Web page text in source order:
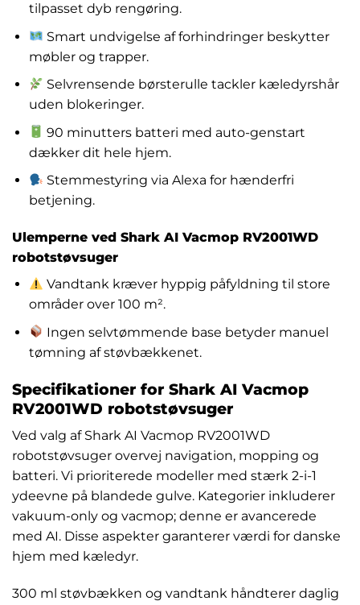
tilpasset dyb rengøring.
Smart undvigelse af forhindringer beskytter
møbler og trapper.
Selvrensende børsterulle tackler kæledyrshår
uden blokeringer.
90 minutters batteri med auto-genstart
dækker dit hele hjem.
Stemmestyring via Alexa for hænderfri
betjening.
Ulemperne ved Shark AI Vacmop RV2001WD
robotstøvsuger
Vandtank kræver hyppig påfyldning til store
områder over 100 m².
Ingen selvtømmende base betyder manuel
tømning af støvbækkenet.
Specifikationer for Shark AI Vacmop
RV2001WD robotstøvsuger
Ved valg af Shark AI Vacmop RV2001WD
robotstøvsuger overvej navigation, mopping og
batteri. Vi prioriterede modeller med stærk 2-i-1
ydeevne på blandede gulve. Kategorier inkluderer
vakuum-only og vacmop; denne er avancerede
med AI. Disse aspekter garanterer værdi for danske
hjem med kæledyr.
300 ml støvbækken og vandtank håndterer daglig